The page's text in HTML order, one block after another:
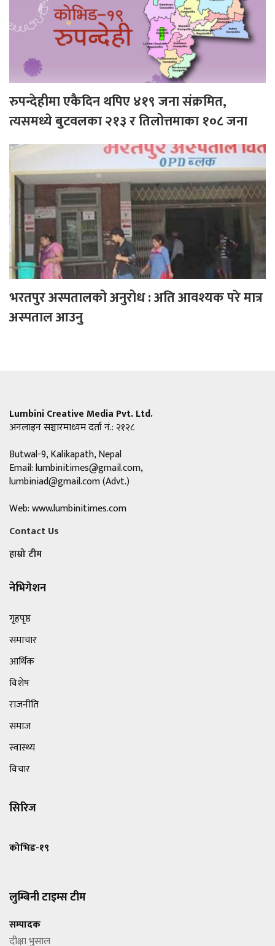
रुपन्देहीमा एकैदिन थपिए ४१९ जना संक्रमित,
त्यसमध्ये बुटवलका २१३ र तिलोत्तमाका १०८ जना
भरतपुर अस्पतालको अनुरोध : अति आवश्यक परे मात्र
अस्पताल आउनु
Lumbini Creative Media Pvt. Ltd.
अनलाइन सञ्चारमाध्यम दर्ता नं.: २१२८
Butwal-9, Kalikapath, Nepal
Email:lumbinitimes@gmail.com,
lumbiniad@gmail.com(Advt.)
Web: www.lumbinitimes.com
Contact Us
हाम्रो टीम
नेभिगेशन
गृहपृष्ठ
समाचार
आर्थिक
विशेष
राजनीति
समाज
स्वास्थ्य
विचार
सिरिज
कोभिड-१९
लुम्बिनी टाइम्स टीम
सम्पादक
दीक्षा भुसाल